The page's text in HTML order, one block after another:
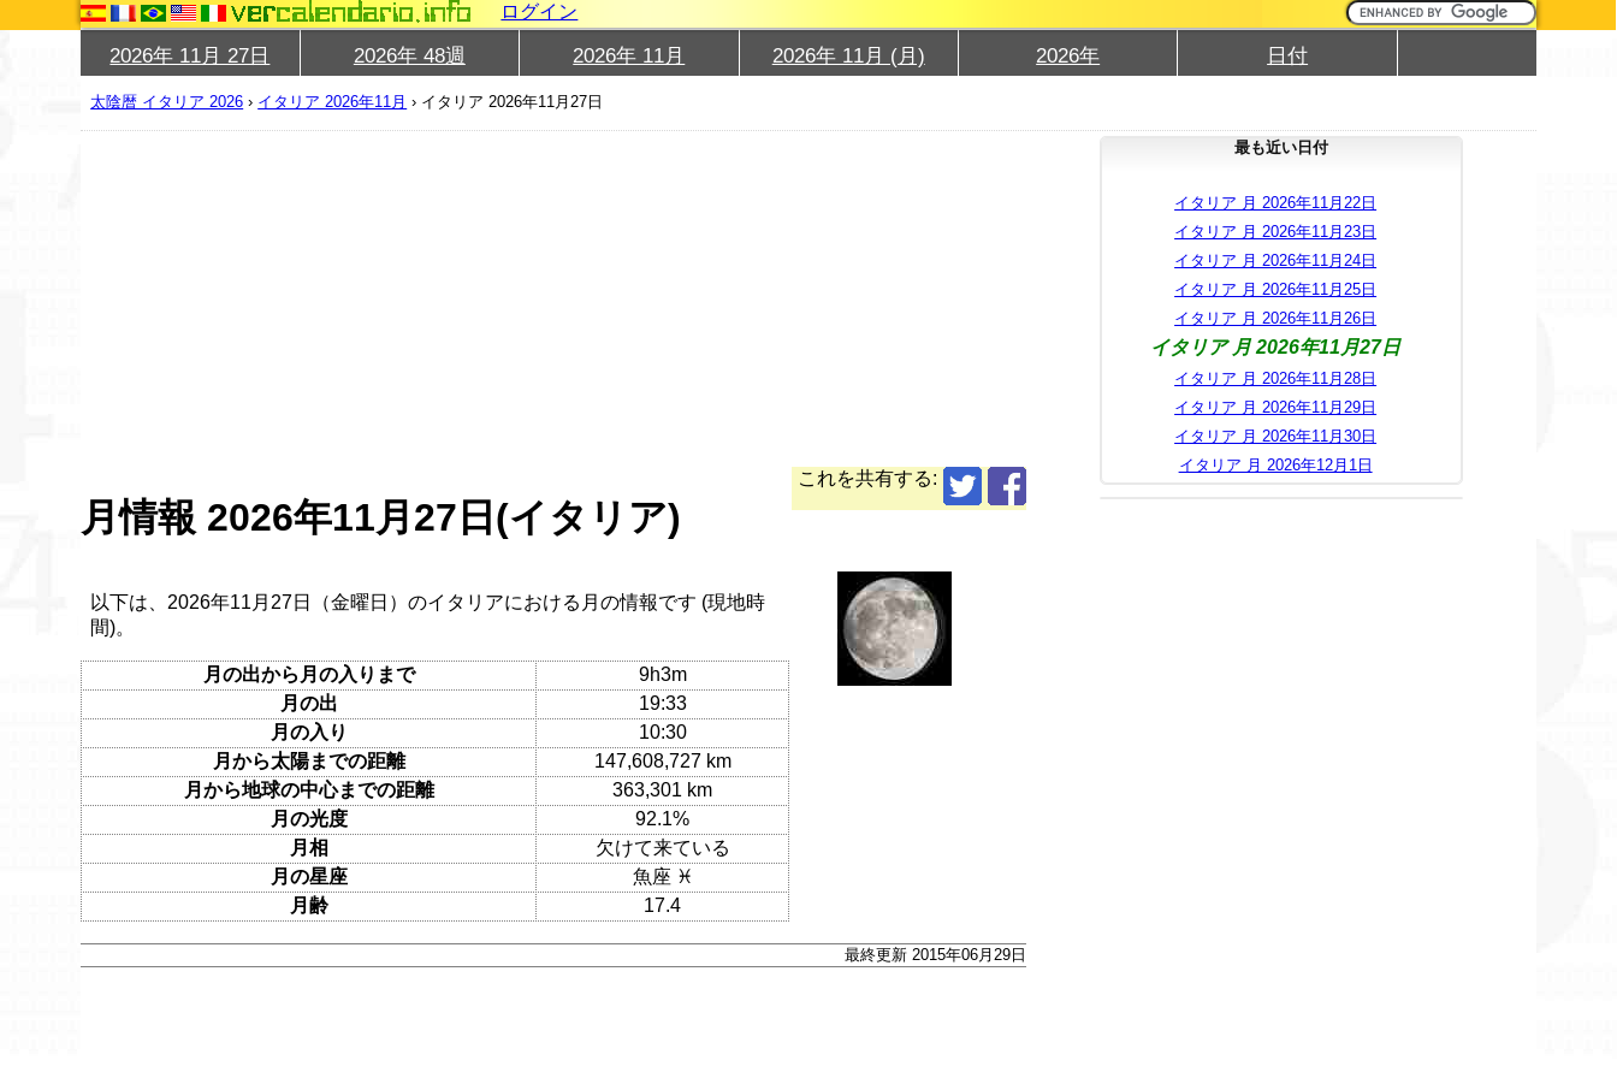
ログイン
2026年 11月 27日 2026年 48週 2026年 11月 2026年 11月 (月) 2026年 日付
太陰暦 イタリア 2026 › イタリア 2026年11月 › イタリア 2026年11月27日
これを共有する:
月情報 2026年11月27日(イタリア)
以下は、2026年11月27日（金曜日）のイタリアにおける月の情報です (現地時
間)。
月の出から月の入りまで
9h3m
月の出
19:33
月の入り
10:30
月から太陽までの距離
147,608,727 km
月から地球の中心までの距離
363,301 km
月の光度
92.1%
月相
欠けて来ている
月の星座
魚座 ♓
月齢
17.4
最終更新 2015年06月29日
最も近い日付
イタリア 月 2026年11月22日
イタリア 月 2026年11月23日
イタリア 月 2026年11月24日
イタリア 月 2026年11月25日
イタリア 月 2026年11月26日
イタリア 月 2026年11月27日
イタリア 月 2026年11月28日
イタリア 月 2026年11月29日
イタリア 月 2026年11月30日
イタリア 月 2026年12月1日